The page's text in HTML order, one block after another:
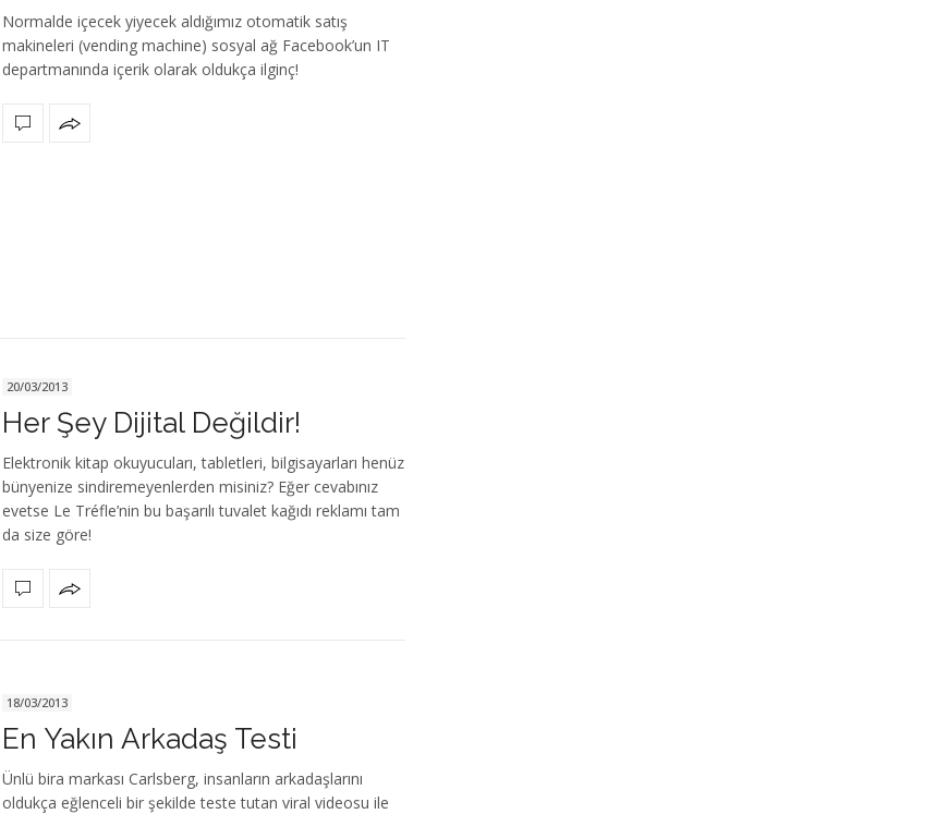
Normalde içecek yiyecek aldığımız otomatik satış
makineleri (vending machine) sosyal ağ Facebook’un IT
departmanında içerik olarak oldukça ilginç!
20/03/2013
Her Şey Dijital Değildir!
Elektronik kitap okuyucuları, tabletleri, bilgisayarları henüz
bünyenize sindiremeyenlerden misiniz? Eğer cevabınız
evetse Le Tréfle’nin bu başarılı tuvalet kağıdı reklamı tam
da size göre!
18/03/2013
En Yakın Arkadaş Testi
Ünlü bira markası Carlsberg, insanların arkadaşlarını
oldukça eğlenceli bir şekilde teste tutan viral videosu ile